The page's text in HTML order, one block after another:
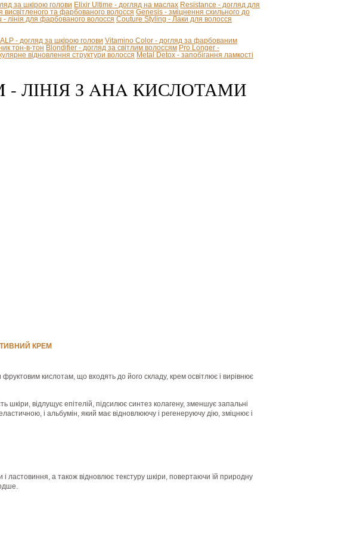
за шкірою голови Elixir Ultime - догляд на маслах Resistance - догляд для
висвітленого та фарбованого волосся Genesis - зміцнення схильного до
лінія для фарбованого волосся Couture Styling - Лаки для волосся
- догляд за шкірою голови Vitamino Color - догляд за фарбованим
тон-в-тон Blondifier - догляд за світлим волоссям Pro Longer -
відновлення структури волосся Metal Detox - запобігання ламкості
- ЛІНІЯ З AHA КИСЛОТАМИ
КРЕМ
кислотам, що входять до його складу, крем освітлює і вирівнює
шкіри, відлущує епітелій, підсилює синтез колагену, зменшує запальні
і альбумін, який має відновлюючу і регенеруючу дію, зміцнює і
ластовиння, а також відновлює текстуру шкіри, повертаючи їй природну